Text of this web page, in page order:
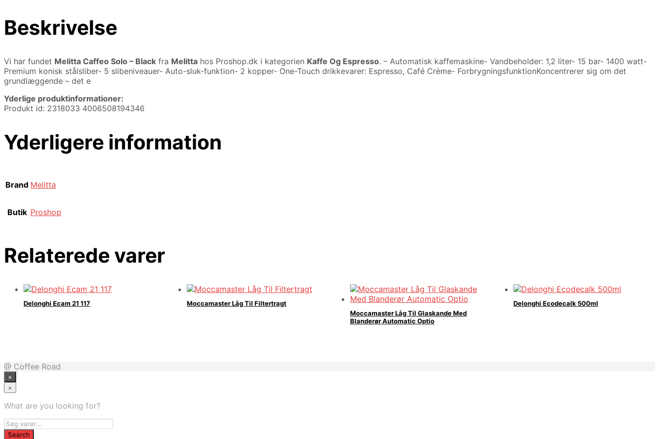
Beskrivelse
Vi har fundet Melitta Caffeo Solo – Black fra Melitta hos Proshop.dk i kategorien Kaffe Og Espresso. – Automatisk kaffemaskine- Vandbeholder: 1,2 liter- 15 bar- 1400 watt-
Premium konisk stålsliber- 5 slibeniveauer- Auto-sluk-funktion- 2 kopper- One-Touch drikkevarer: Espresso, Café Crème- ForbrygningsfunktionKoncentrerer sig om det
grundlæggende – det e
Yderlige produktinformationer:
Produkt id: 2318033 4006508194346
Yderligere information
Brand Melitta
Butik Proshop
Relaterede varer
Delonghi Ecam 21 117
Moccamaster Låg Til Filtertragt
Moccamaster Låg Til Glaskande Med
Blanderør Automatic Optio
Delonghi Ecodecalk 500ml
@ Coffee Road
×
×
What are you looking for?